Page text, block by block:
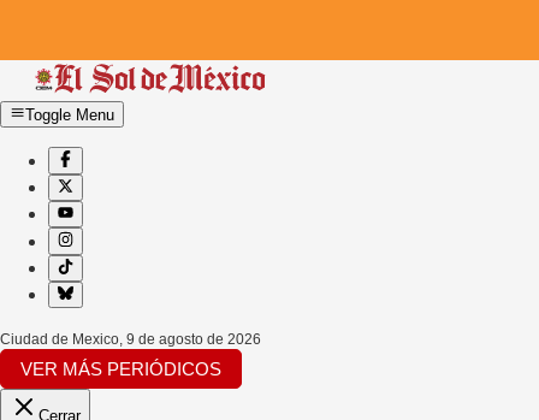
Toggle Menu
Ciudad de Mexico, 9 de agosto de 2026
VER MÁS PERIÓDICOS
Cerrar